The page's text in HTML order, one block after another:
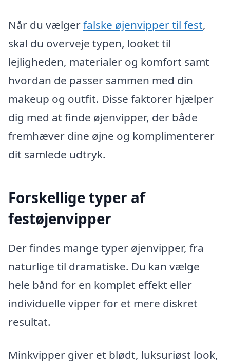
Når du vælgerfalske øjenvipper til fest,
skal du overveje typen, looket til
lejligheden, materialer og komfort samt
hvordan de passer sammen med din
makeup og outfit. Disse faktorer hjælper
dig med at finde øjenvipper, der både
fremhæver dine øjne og komplimenterer
dit samlede udtryk.
Forskellige typer af
festøjenvipper
Der findes mange typer øjenvipper, fra
naturlige til dramatiske. Du kan vælge
hele bånd for en komplet effekt eller
individuelle vipper for et mere diskret
resultat.
Minkvipper giver et blødt, luksuriøst look,